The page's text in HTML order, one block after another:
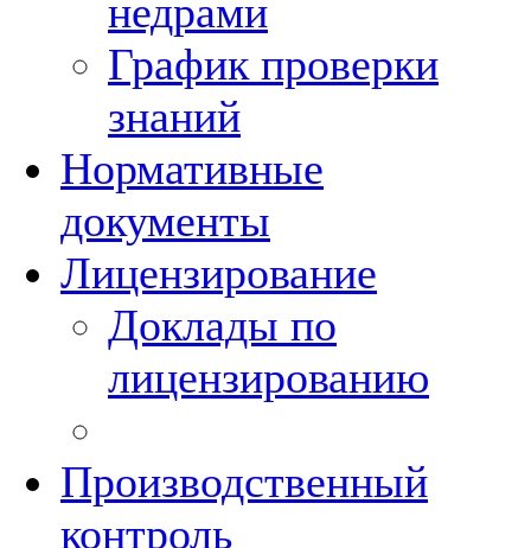
недрами
График проверки
знаний
Нормативные
документы
Лицензирование
Доклады по
лицензированию
Производственный
контроль